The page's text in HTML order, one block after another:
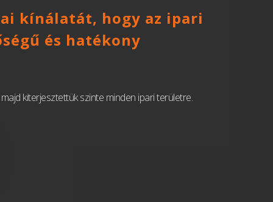
kínálatát, hogy az ipari
és hatékony
kiterjesztettük szinte minden ipari területre.